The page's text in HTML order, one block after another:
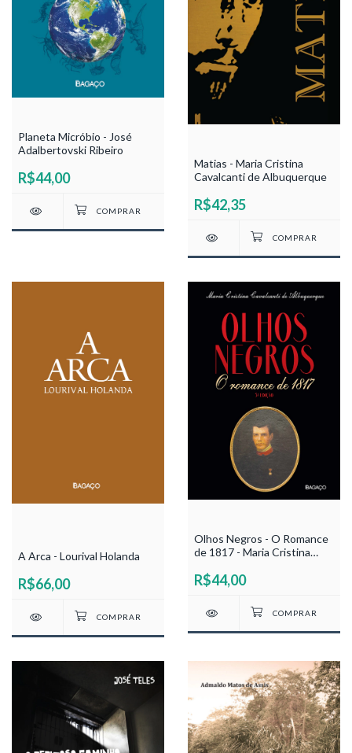
Planeta Micróbio - José
Adalbertovski Ribeiro
R$44,00
Matias - Maria Cristina
Cavalcanti de Albuquerque
R$42,35
A Arca - Lourival Holanda
R$66,00
Olhos Negros - O Romance
de 1817 - Maria Cristina
R$44,00